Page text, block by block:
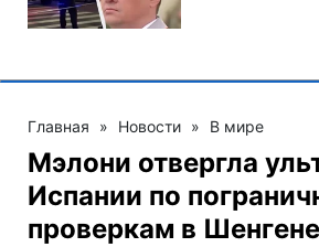
Главная » Новости » В мире
Мэлони отвергла
Испании по
проверкам в Шенгене